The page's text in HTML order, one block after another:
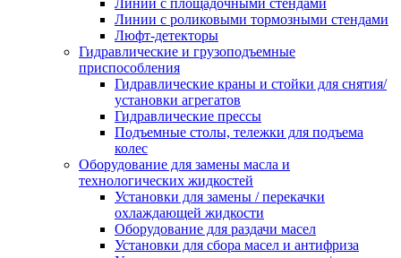
Линии с площадочными стендами
Линии с роликовыми тормозными стендами
Люфт-детекторы
Гидравлические и грузоподъемные
приспособления
Гидравлические краны и стойки для снятия/
установки агрегатов
Гидравлические прессы
Подъемные столы, тележки для подъема
колес
Оборудование для замены масла и
технологических жидкостей
Установки для замены / перекачки
охлаждающей жидкости
Оборудование для раздачи масел
Установки для сбора масел и антифриза